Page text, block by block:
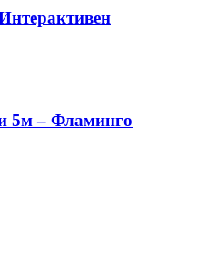
5м – Фламинго